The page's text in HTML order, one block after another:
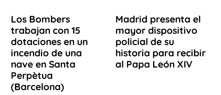
Los Bombers
trabajan con 15
dotaciones en un
incendio de una
nave en Santa
Perpètua
(Barcelona)
Madrid presenta el
mayor dispositivo
policial de su
historia para recibir
al Papa León XIV